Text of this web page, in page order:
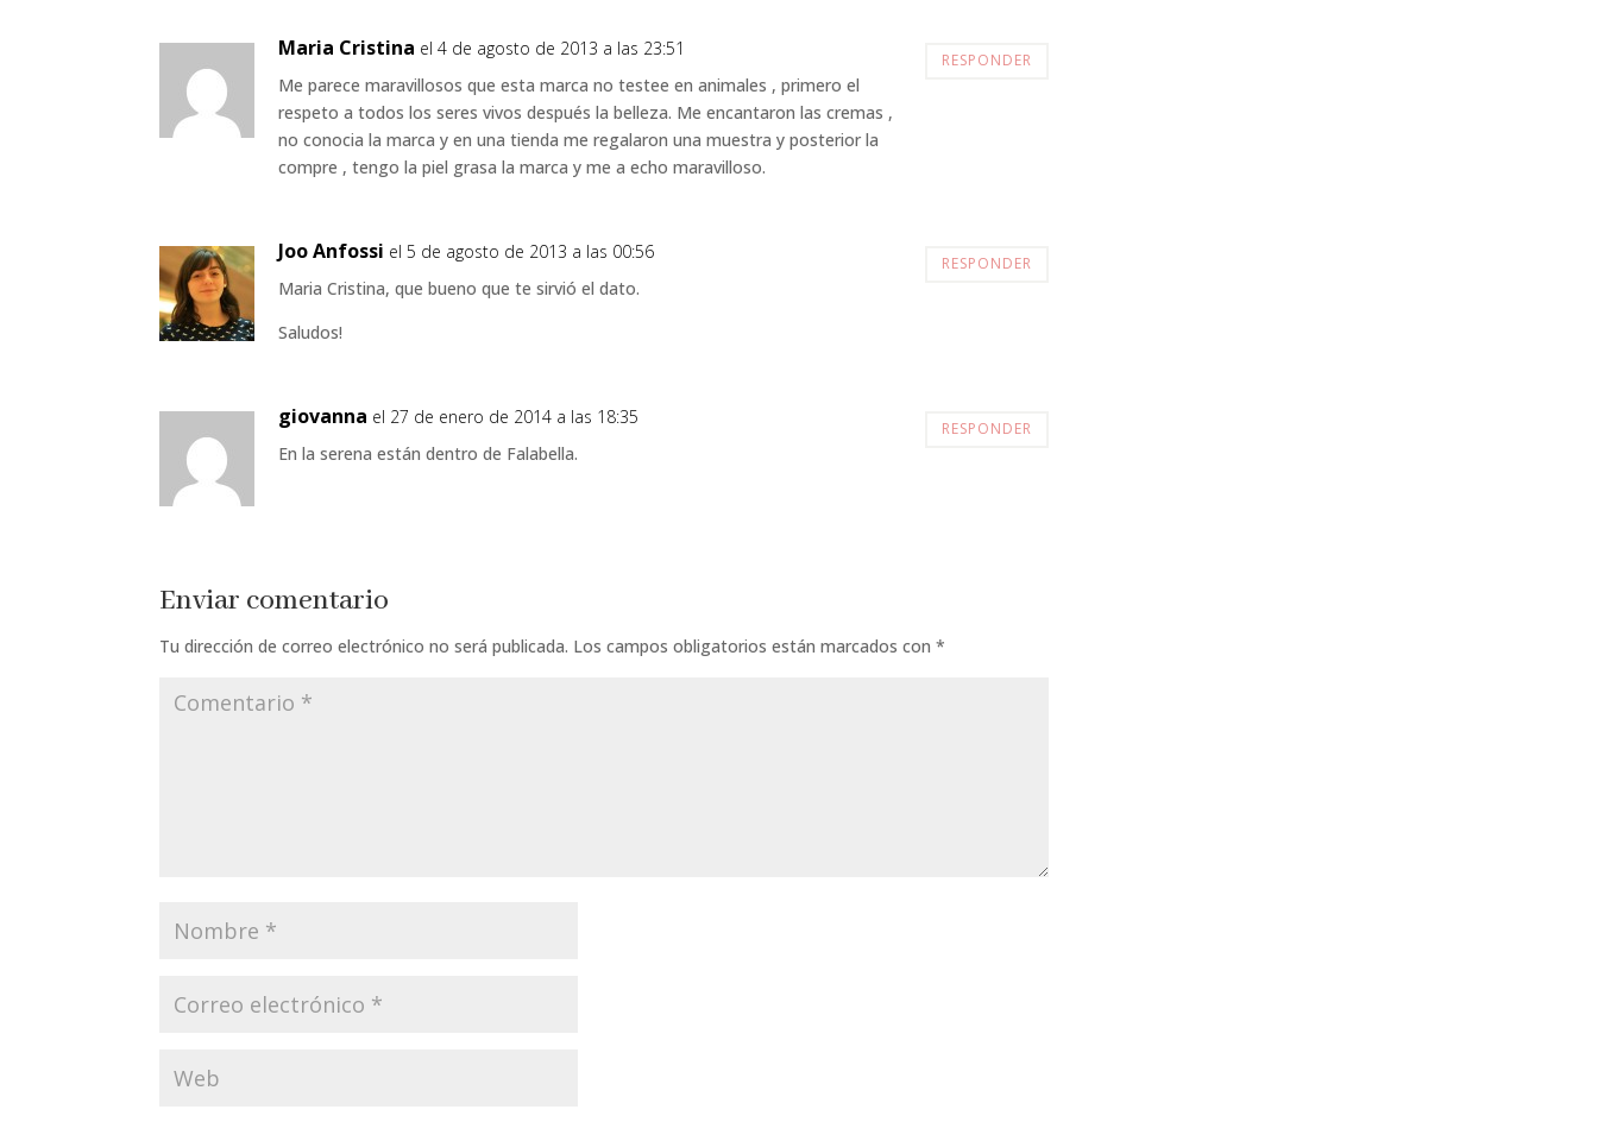
Maria Cristina el 4 de agosto de 2013 a las 23:51
Me parece maravillosos que esta marca no testee en animales , primero el
respeto a todos los seres vivos después la belleza. Me encantaron las cremas ,
no conocia la marca y en una tienda me regalaron una muestra y posterior la
compre , tengo la piel grasa la marca y me a echo maravilloso.
RESPONDER
Joo Anfossi el 5 de agosto de 2013 a las 00:56
Maria Cristina, que bueno que te sirvió el dato.
Saludos!
RESPONDER
giovanna el 27 de enero de 2014 a las 18:35
En la serena están dentro de Falabella.
RESPONDER
Enviar comentario
Tu dirección de correo electrónico no será publicada. Los campos obligatorios están marcados con*